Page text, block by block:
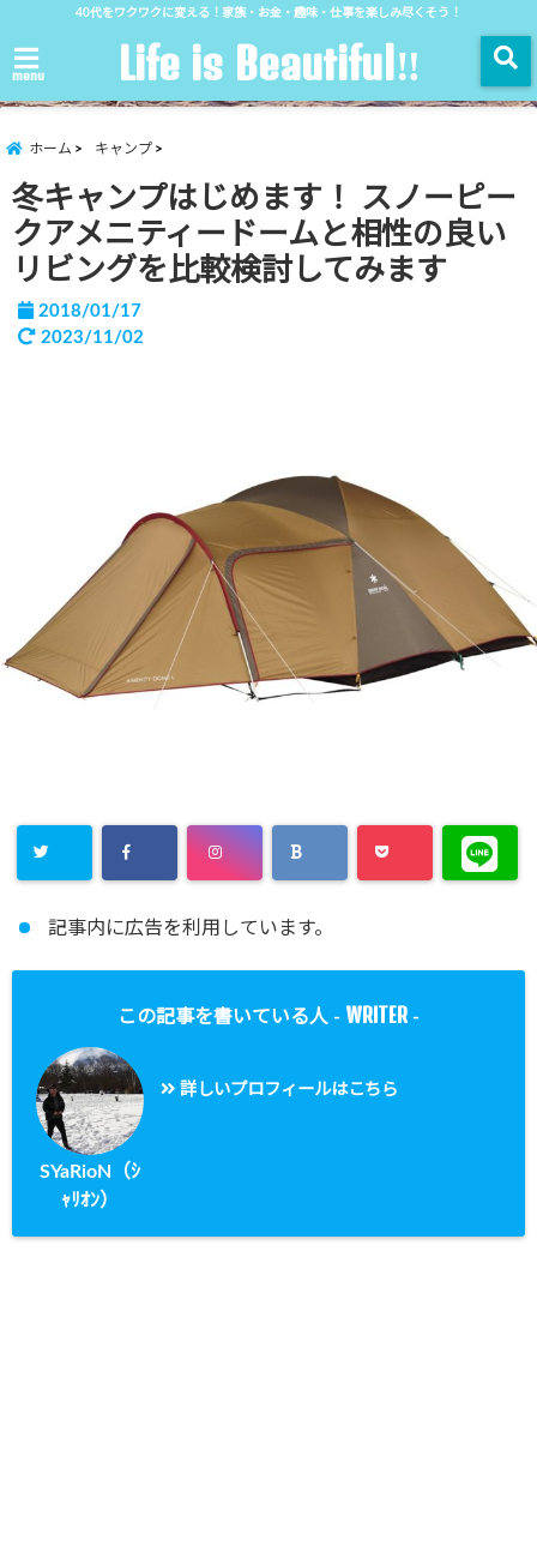
40代をワクワクに変える！家族・お金・趣味・仕事を楽しみ尽くそう！
menu Life is Beautiful‼︎
ホーム キャンプ
冬キャンプはじめます！ スノーピー
クアメニティードームと相性の良い
リビングを比較検討してみます
2018/01/17
2023/11/02
記事内に広告を利用しています。
この記事を書いている人 - WRITER -
SYaRioN（ｼ
ｬﾘｵﾝ）
詳しいプロフィールはこちら